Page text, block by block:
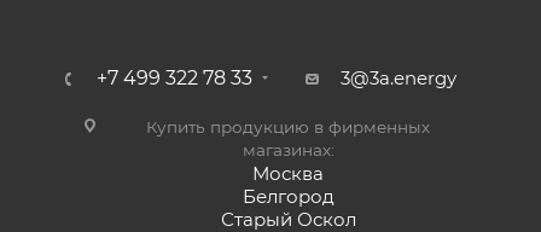
+7 499 322 78 33 3@3a.energy
Купить продукцию в фирменных
магазинах:
Москва
Белгород
Старый Оскол